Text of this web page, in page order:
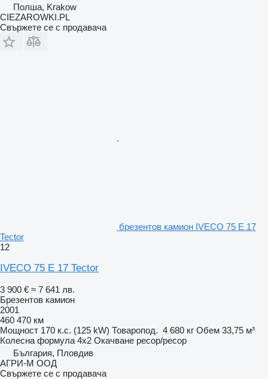
Полша, Krakow
CIEZAROWKI.PL
Свържете се с продавача
брезентов камион IVECO 75 E 17
Tector
12
IVECO 75 E 17 Tector
3 900 € ≈ 7 641 лв.
Брезентов камион
2001
460 470 км
Мощност 170 к.с. (125 kW) Товаропод. 4 680 кг Обем 33,75 м³
Колесна формула 4x2 Окачване ресор/ресор
България, Пловдив
АГРИ-М ООД
Свържете се с продавача